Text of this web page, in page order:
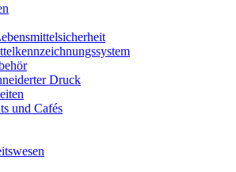
Druck
und Cafés